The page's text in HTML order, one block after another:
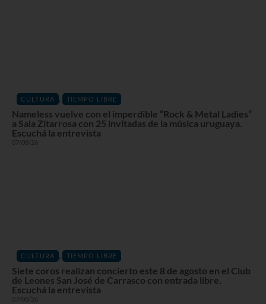
CULTURA , TIEMPO LIBRE
Nameless vuelve con el imperdible “Rock & Metal Ladies”
a Sala Zitarrosa con 25 invitadas de la música uruguaya.
Escuchá la entrevista
07/08/26
CULTURA , TIEMPO LIBRE
Siete coros realizan concierto este 8 de agosto en el Club
de Leones San José de Carrasco con entrada libre.
Escuchá la entrevista
07/08/26